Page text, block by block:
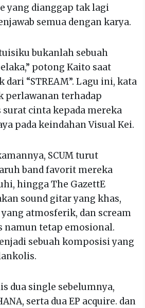
yang dianggap tak lagi
semua dengan karya.
bukanlah sebuah
potong Kaito saat
“STREAM”. Lagu ini, kata
perlawanan terhadap
cinta kepada mereka
pada keindahan Visual Kei.
SCUM turut
band favorit mereka
hingga The GazettE
sound gitar yang khas,
atmosferik, dan scream
namun tetap emosional.
sebuah komposisi yang
dua single sebelumnya,
serta dua EP acquire. dan